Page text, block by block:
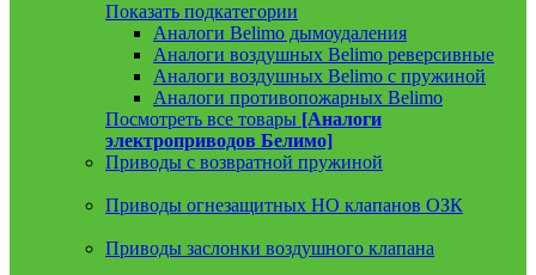
Показать подкатегории
Аналоги Belimo дымоудаления
Аналоги воздушных Belimo реверсивные
Аналоги воздушных Belimo с пружиной
Аналоги противопожарных Belimo
Посмотреть все товары [Аналоги
электроприводов Белимо]
Приводы с возвратной пружиной
Приводы огнезащитных НО клапанов ОЗК
Приводы заслонки воздушного клапана